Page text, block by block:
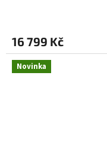
16 799 Kč
Novinka